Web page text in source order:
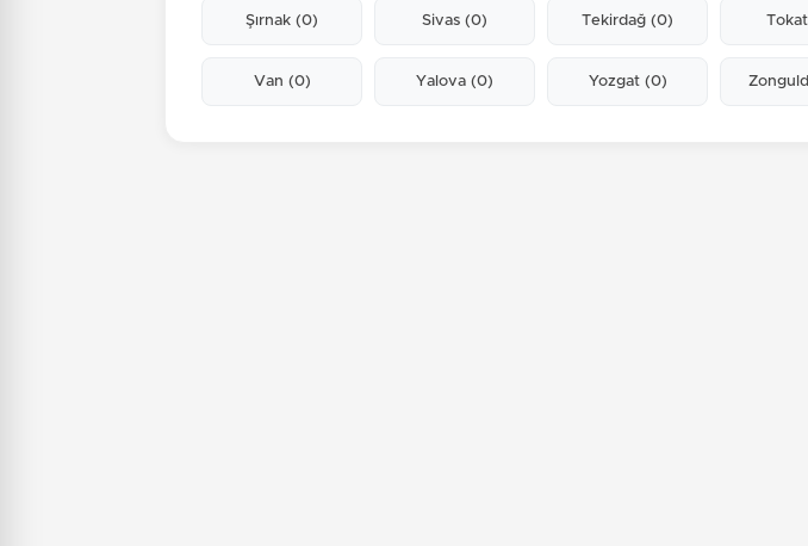
Şırnak(0) Sivas(0) Tekirdağ(0) Tokat
Van (0) Yalova(0) Yozgat (0)